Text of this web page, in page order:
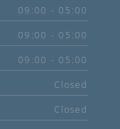
09:00 - 05:00
09:00 - 05:00
09:00 - 05:00
Closed
Closed